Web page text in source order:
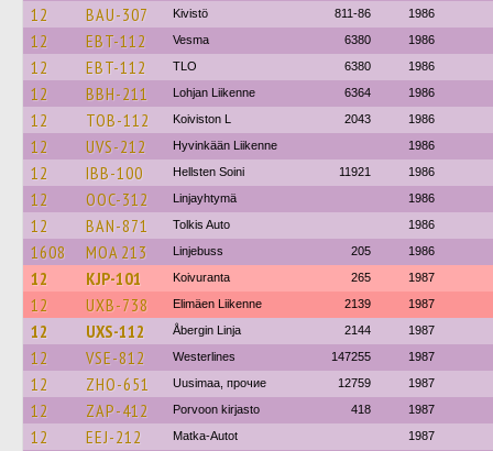
12 BAU-307 Kivistö 811-86 1986
12 EBT-112 Vesma 6380 1986
12 EBT-112 TLO 6380 1986
12 BBH-211 Lohjan Liikenne 6364 1986
12 TOB-112 Koiviston L 2043 1986
12 UVS-212 Hyvinkään Liikenne 1986
12 IBB-100 Hellsten Soini 11921 1986
12 OOC-312 Linjayhtymä 1986
12 BAN-871 Tolkis Auto 1986
1608 MOA 213 Linjebuss 205 1986
12 KJP-101 Koivuranta 265 1987
12 UXB-738 Elimäen Liikenne 2139 1987
12 UXS-112 Åbergin Linja 2144 1987
12 VSE-812 Westerlines 147255 1987
12 ZHO-651 Uusimaa, прочие 12759 1987
12 ZAP-412 Porvoon kirjasto 418 1987
12 EEJ-212 Matka-Autot 1987